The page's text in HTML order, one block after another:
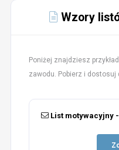
Wzory
Poniżej znajdziesz
zawodu. Pobierz i dostosuj
List motywacyjny